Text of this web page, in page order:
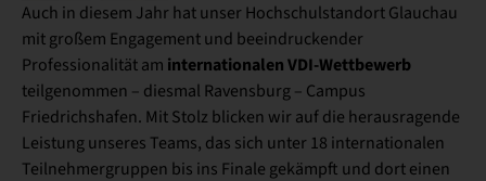
Auch in diesem Jahr hat unser Hochschulstandort Glauchau
mit großem Engagement und beeindruckender
Professionalität am internationalen VDI-Wettbewerb
teilgenommen – diesmal Ravensburg – Campus
Friedrichshafen. Mit Stolz blicken wir auf die herausragende
Leistung unseres Teams, das sich unter 18 internationalen
Teilnehmergruppen bis ins Finale gekämpft und dort einen